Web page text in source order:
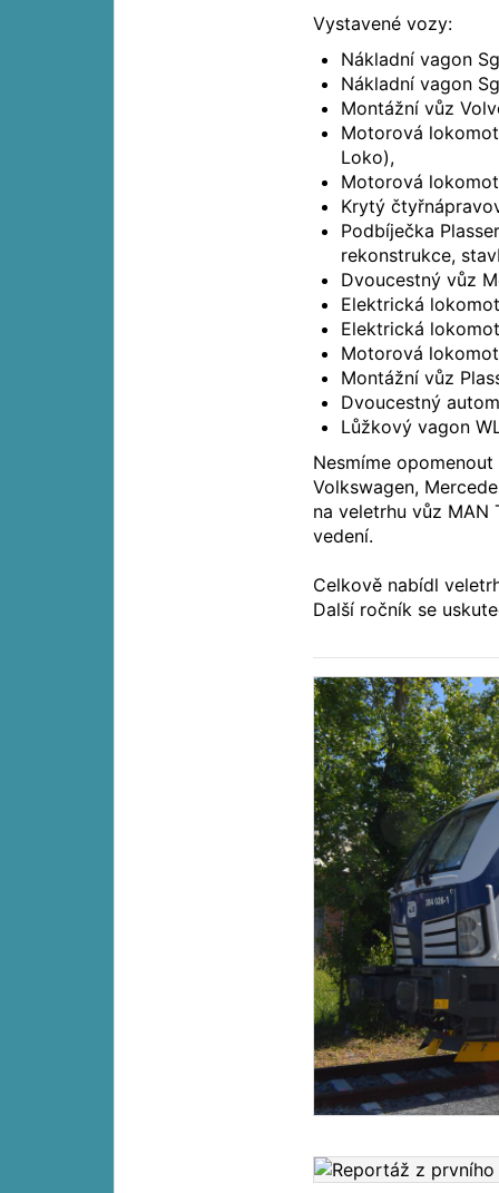
Vystavené vozy:
Nákladní vagon
Nákladní vagon
Montážní vůz
Motorová
Loko),
Motorová
Krytý
Podbíječka
rekonstrukce,
Dvoucestný vůz
Elektrická
Elektrická
Motorová
Montážní vůz
Dvoucestný
Lůžkový vagon
Nesmíme
Volkswagen,
na veletrhu vůz MAN
vedení.
Celkově nabídl
Další ročník se